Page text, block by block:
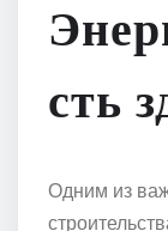
сть
Одним из